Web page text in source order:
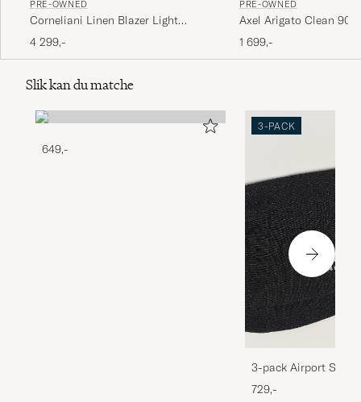
PRE-OWNED
Corneliani Linen Blazer Light
Beige Check 48
4 299,-
PRE-OWNED
Axel Arigato Clean 90
Black 42
1 699,-
Slik kan du matche
649,-
3-PACK
3-pack Airport
Melange
729,-